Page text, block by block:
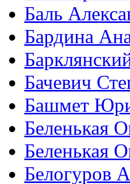
Баль
Бардина
Бачевич
Башмет
Беленькая
Беленькая
Белогуров